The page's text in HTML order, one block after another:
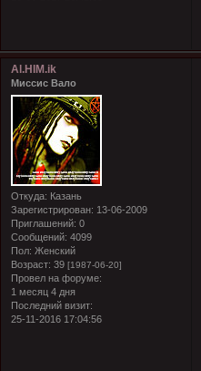
Al.HIM.ik
Миссис Вало
Откуда: Казань
Зарегистрирован: 13-06-2009
Приглашений: 0
Сообщений: 4099
Пол: Женский
Возраст: 39 [1987-06-20]
Провел на форуме:
1 месяц 4 дня
Последний визит:
25-11-2016 17:04:56